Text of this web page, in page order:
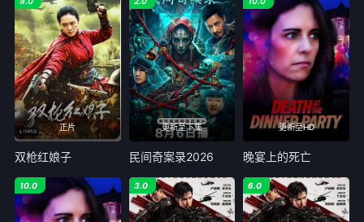
正片
双枪红娘子
更新至下集
民间奇案录2026
更新至HD
晚宴上的死亡
10.0 3.0 6.0